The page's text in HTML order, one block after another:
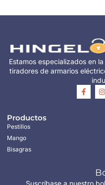
Estamos especializados en
tiradores de armarios
Productos
Pestillos
Mango
Bisagras
Suscríbase a nuestro